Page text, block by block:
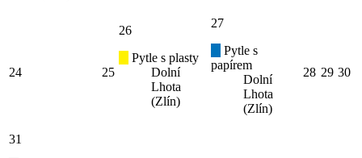
24 25
26
Pytle s plasty
Dolní
Lhota
(Zlín)
27
Pytle s
papírem
Dolní
Lhota
(Zlín)
28 29 30
31